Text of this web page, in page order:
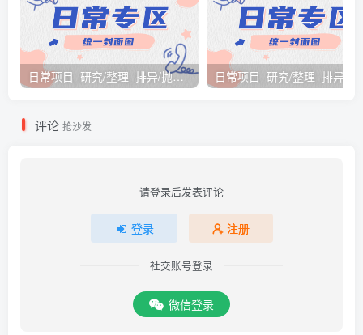
日常项目_研究/整理_排异/抛弃汇总[26.3.15-3.21整理]
评论 抢沙发
请登录后发表评论
登录 注册
社交账号登录
微信登录